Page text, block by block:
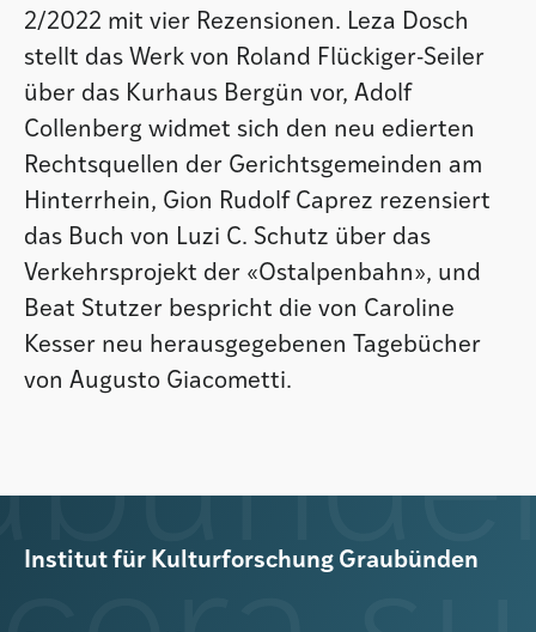
2/2022 mit vier Rezensionen. Leza Dosch
stellt das Werk von Roland Flückiger-Seiler
über das Kurhaus Bergün vor, Adolf
Collenberg widmet sich den neu edierten
Rechtsquellen der Gerichtsgemeinden am
Hinterrhein, Gion Rudolf Caprez rezensiert
das Buch von Luzi C. Schutz über das
Verkehrsprojekt der «Ostalpenbahn», und
Beat Stutzer bespricht die von Caroline
Kesser neu herausgegebenen Tagebücher
von Augusto Giacometti.
Institut für Kulturforschung Graubünden